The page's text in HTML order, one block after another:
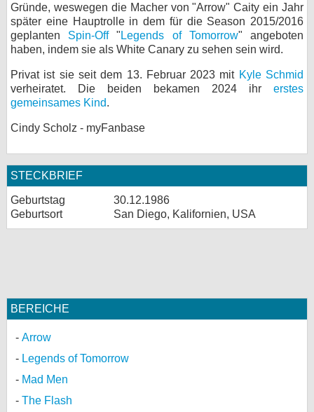
Gründe, weswegen die Macher von "Arrow" Caity ein Jahr
später eine Hauptrolle in dem für die Season 2015/2016
geplanten Spin-Off" Legends of Tomorrow" angeboten
haben, indem sie als White Canary zu sehen sein wird.
Privat ist sie seit dem 13. Februar 2023 mit Kyle Schmid
verheiratet. Die beiden bekamen 2024 ihr erstes
gemeinsames Kind.
Cindy Scholz - myFanbase
STECKBRIEF
Geburtstag
30.12.1986
Geburtsort
San Diego, Kalifornien, USA
BEREICHE
Arrow
Legends of Tomorrow
Mad Men
The Flash